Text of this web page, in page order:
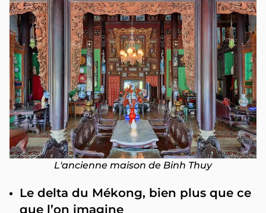
L'ancienne maison de Binh Thuy
Le delta du Mékong, bien plus que ce
que l’on imagine